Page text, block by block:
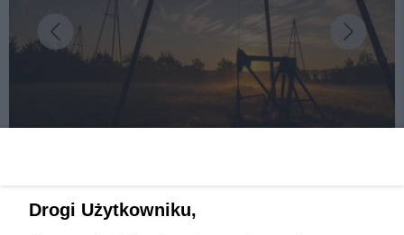
zaprasza na długi weekend
Drogi Użytkowniku,